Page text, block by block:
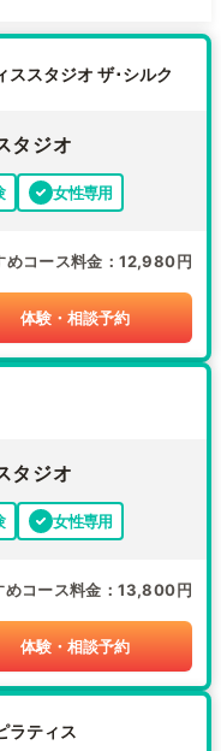
ススタジオ ザ･シルク
タジオ
女性専用
めコース料金 12,980円
体験・相談予約
タジオ
女性専用
めコース料金 13,800円
体験・相談予約
ラティス